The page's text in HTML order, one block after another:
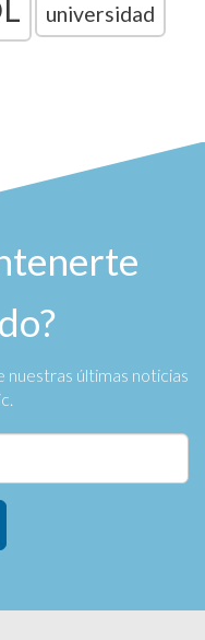
universidad
últimas noticias